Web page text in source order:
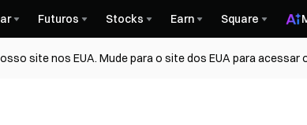
Futuros Stocks Earn Square
site nos EUA. Mude para o site dos EUA para